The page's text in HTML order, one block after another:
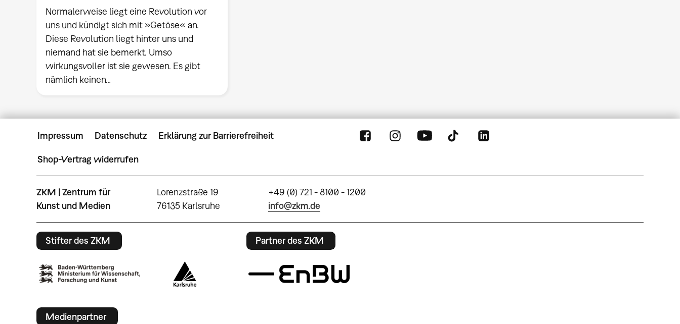
Normalerweise liegt eine Revolution vor
uns und kündigt sich mit »Getöse« an.
Diese Revolution liegt hinter uns und
niemand hat sie bemerkt. Umso
wirkungsvoller ist sie gewesen. Es gibt
nämlich keinen…
Impressum Datenschutz Erklärung zur Barrierefreiheit
Shop-Vertrag widerrufen
ZKM | Zentrum für
Kunst und Medien
Lorenzstraße 19
76135 Karlsruhe
+49 (0) 721 - 8100 - 1200
info@zkm.de
Stifter des ZKM Partner des ZKM
Medienpartner